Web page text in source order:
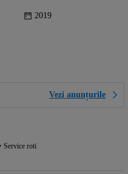
2019
Vezi anunțurile
Service roti